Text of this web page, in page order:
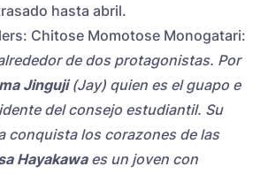
hasta abril.
Chitose Momotose Monogatari:
de dos protagonistas. Por
Jinguji(Jay) quien es el guapo e
del consejo estudiantil. Su
conquista los corazones de las
Hayakawaes un joven con